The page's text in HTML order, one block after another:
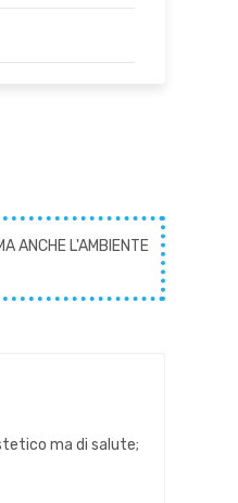
ANCHE L'AMBIENTE
ma di salute;